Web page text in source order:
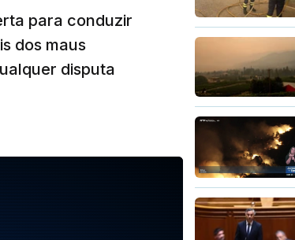
para conduzir
dos maus
disputa